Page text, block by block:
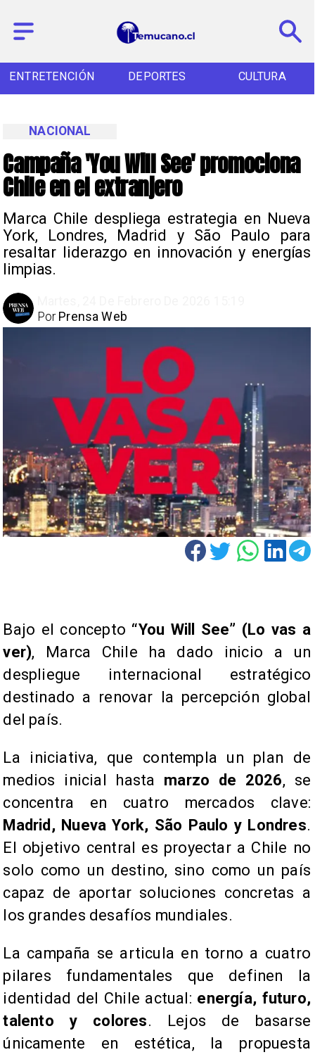
DEPORTES CULTURA TURISMO
Campaña 'You Will See' promociona
Chile en el extranjero
Marca Chile despliega estrategia en Nueva
York, Londres, Madrid y São Paulo para
resaltar liderazgo en innovación y energías
limpias.
NACIONAL
Prensa Web
Por
Bajo el concepto “You Will See” (Lo vas a
ver), Marca Chile ha dado inicio a un
despliegue internacional estratégico
destinado a renovar la percepción global
del país.
La iniciativa, que contempla un plan de
medios inicial hasta marzo de 2026, se
concentra en cuatro mercados clave:
Madrid, Nueva York, São Paulo y Londres.
El objetivo central es proyectar a Chile no
solo como un destino, sino como un país
capaz de aportar soluciones concretas a
los grandes desafíos mundiales.
La campaña se articula en torno a cuatro
pilares fundamentales que definen la
identidad del Chile actual: energía, futuro,
talento y colores. Lejos de basarse
únicamente en estética, la propuesta